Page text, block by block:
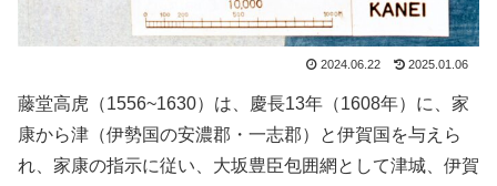
2024.06.22 2025.01.06
藤堂高虎（1556~1630）は、慶長13年（1608年）に、家
康から津（伊勢国の安濃郡・一志郡）と伊賀国を与えら
れ、家康の指示に従い、大坂豊臣包囲網として津城、伊賀